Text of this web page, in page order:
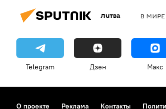
Литва В МИРЕ
Telegram Дзен Макс
О проекте Реклама Контакты